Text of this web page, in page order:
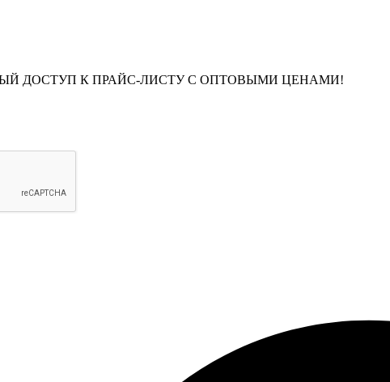
ДОСТУП К ПРАЙС-ЛИСТУ С ОПТОВЫМИ ЦЕНАМИ!